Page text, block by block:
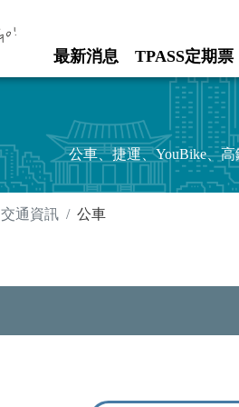
最新消息 TPASS定期票
公車、捷運、YouBike、
交通資訊 公車